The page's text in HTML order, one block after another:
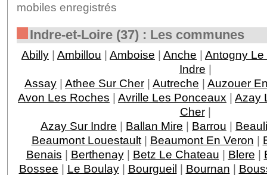
mobiles enregistrés
Indre-et-Loire (37) : Les communes
Abilly | Ambillou | Amboise | Anche | Antogny Le
Indre |
Assay | Athee Sur Cher | Autreche | Auzouer
Avon Les Roches | Avrille Les Ponceaux | Azay
Cher|
Azay Sur Indre | Ballan Mire | Barrou |
Beaumont Louestault| Beaumont En Veron |
Benais | Berthenay| Betz Le Chateau | Blere |
Bossee | Le Boulay| Bourgueil | Bournan |